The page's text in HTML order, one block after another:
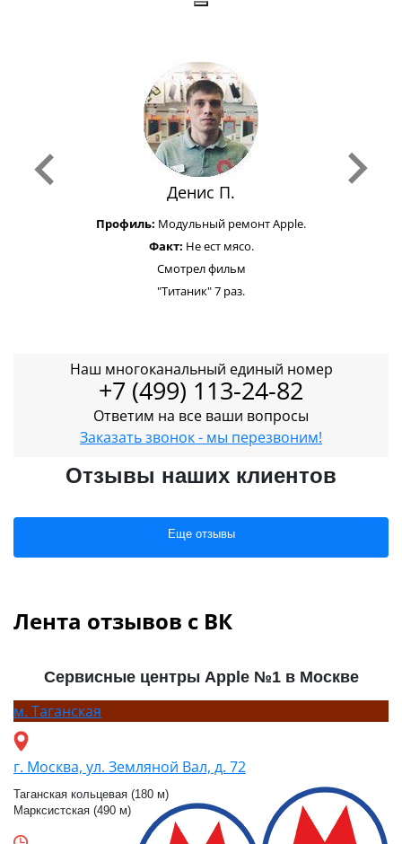
Денис П.
Профиль: Модульный ремонт Apple.
Факт: Не ест мясо.
Смотрел фильм
"Титаник" 7 раз.
Наш многоканальный единый номер
+7 (499) 113-24-82
Ответим на все ваши вопросы
Заказать звонок - мы перезвоним!
Отзывы наших клиентов
Еще отзывы
Лента отзывов с ВК
Сервисные центры Apple №1 в Москве
м. Таганская
г. Москва, ул. Земляной Вал, д. 72
Таганская кольцевая (180 м)
Марксистская (490 м)